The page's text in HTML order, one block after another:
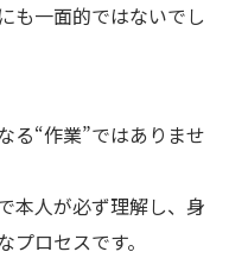
も一面的ではないでし
る“作業”ではありませ
本人が必ず理解し、身
ロセスです。